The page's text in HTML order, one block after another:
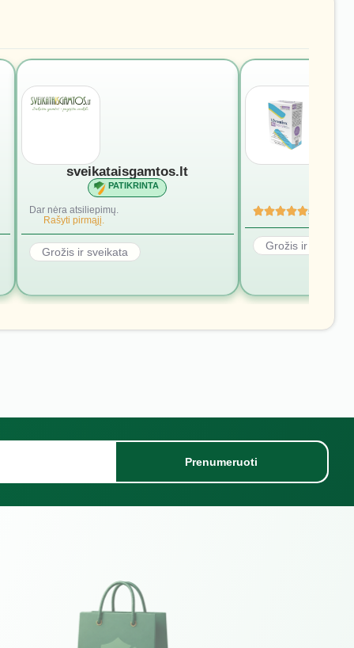
sveikataisgamtos.lt
PATIKRINTA
Dar nėra atsiliepimų.
Rašyti pirmąjį.
Grožis ir sveikata
5
Grožis ir sveikata
Prenumeruoti